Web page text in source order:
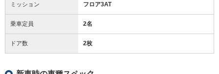
ミッション フロア3AT
乗車定員 2名
ドア数 2枚